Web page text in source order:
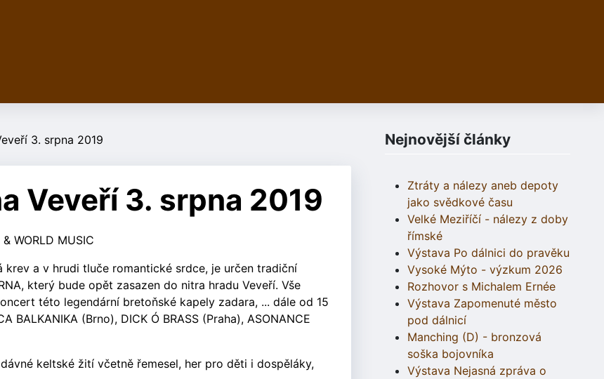
3. srpna 2019
Veveří 3. srpna 2019
WORLD MUSIC
a v hrudi tluče romantické srdce, je určen tradiční
který bude opět zasazen do nitra hradu Veveří. Vše
této legendární bretoňské kapely zadara, ... dále od 15
(Brno), DICK Ó BRASS (Praha), ASONANCE
keltské žití včetně řemesel, her pro děti i dospěláky,
Nejnovější články
Ztráty a nálezy aneb depoty
jako svědkové času
Velké Meziříčí - nálezy z doby
římské
Výstava Po dálnici do pravěku
Vysoké Mýto - výzkum 2026
Rozhovor s Michalem Ernée
Výstava Zapomenuté město
pod dálnicí
Manching (D) - bronzová
soška bojovníka
Výstava Nejasná zpráva o